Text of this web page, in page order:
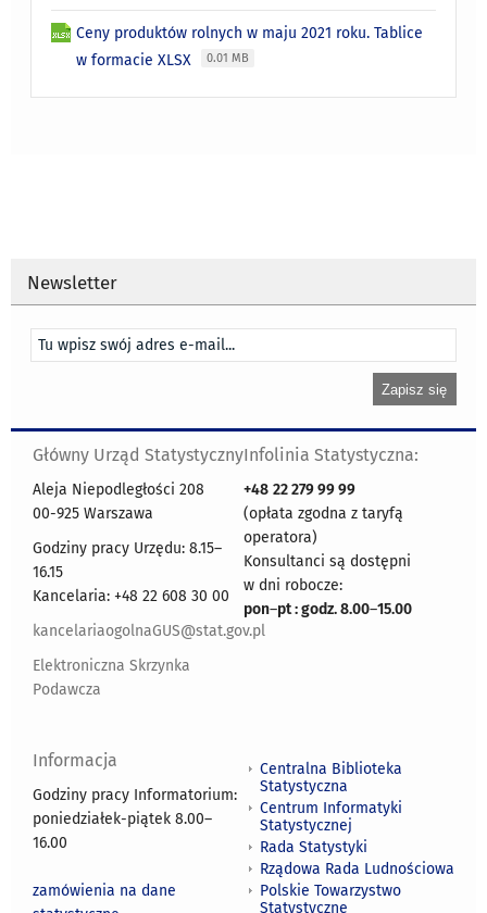
Ceny produktów rolnych w maju 2021 roku. Tablice
w formacie XLSX
0.01 MB
Newsletter
Główny Urząd Statystyczny
Aleja Niepodległości 208
00-925 Warszawa
Godziny pracy Urzędu: 8.15–
16.15
Kancelaria: +48 22 608 30 00
kancelariaogolnaGUS@stat.gov.pl
Elektroniczna Skrzynka
Podawcza
Infolinia Statystyczna:
+48 22 279 99 99
(opłata zgodna z taryfą
operatora)
Konsultanci są dostępni
w dni robocze:
pon–pt : godz. 8.00–15.00
Informacja
Godziny pracy Informatorium:
poniedziałek-piątek 8.00–
16.00
zamówienia na dane
Centralna Biblioteka
Statystyczna
Centrum Informatyki
Statystycznej
Rada Statystyki
Rządowa Rada Ludnościowa
Polskie Towarzystwo
Statystyczne